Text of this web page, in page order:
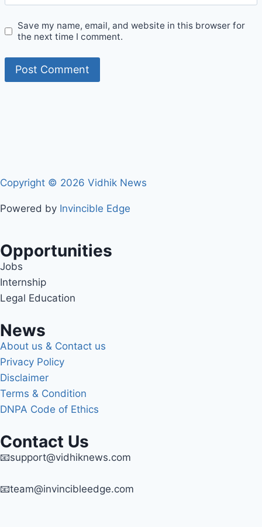
Save my name, email, and website in this browser for
the next time I comment.
Copyright © 2026 Vidhik News
Powered by Invincible Edge
Opportunities
Jobs
Internship
Legal Education
News
About us & Contact us
Privacy Policy
Disclaimer
Terms & Condition
DNPA Code of Ethics
Contact Us
📧support@vidhiknews.com
📧team@invincibleedge.com